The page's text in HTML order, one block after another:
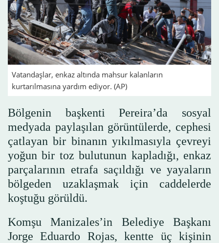
Vatandaşlar, enkaz altında mahsur kalanların
kurtarılmasına yardım ediyor. (AP)
Bölgenin başkenti Pereira’da sosyal
medyada paylaşılan görüntülerde, cephesi
çatlayan bir binanın yıkılmasıyla çevreyi
yoğun bir toz bulutunun kapladığı, enkaz
parçalarının etrafa saçıldığı ve yayaların
bölgeden uzaklaşmak için caddelerde
koştuğu görüldü.
Komşu Manizales’in Belediye Başkanı
Jorge Eduardo Rojas, kentte üç kişinin